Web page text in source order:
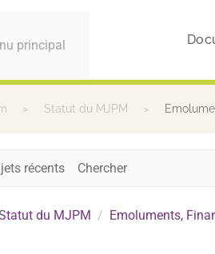
principal
Statut du MJPM
récents Chercher
du MJPM Emoluments,